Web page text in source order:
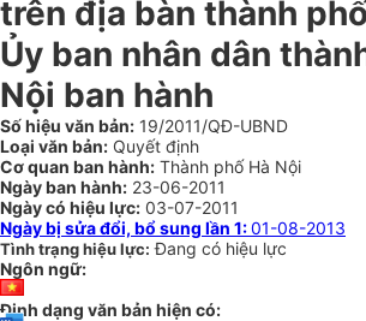
trên địa bàn thành
Ủy ban nhân dân
Nội ban hành
Số hiệu văn bản: 19/2011/QĐ-UBND
Loại văn bản: Quyết định
Cơ quan ban hành: Thành phố Hà Nội
Ngày ban hành: 23-06-2011
Ngày có hiệu lực: 03-07-2011
Ngày bị sửa đổi, bổ sung lần 1:01-08-2013
Tình trạng hiệu lực: Đang có hiệu lực
Ngôn ngữ:
Định dạng văn bản hiện có: